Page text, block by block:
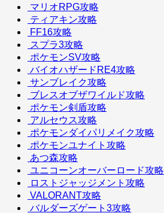
マリオRPG攻略
ティアキン攻略
FF16攻略
スプラ3攻略
ポケモンSV攻略
バイオハザードRE4攻略
サンブレイク攻略
ブレスオブザワイルド攻略
ポケモン剣盾攻略
アルセウス攻略
ポケモンダイパリメイク攻略
ポケモンユナイト攻略
あつ森攻略
ユニコーンオーバーロード攻略
ロストジャッジメント攻略
VALORANT攻略
バルダーズゲート3攻略